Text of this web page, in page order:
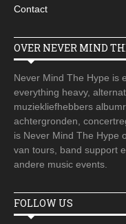
Contact
OVER NEVER MIND
Never Mind The Hype is
everything heavy,
muziekliefhebbers
achtergronden,
is Never Mind The Hype
van tours, band support
andere music events.
FOLLOW US